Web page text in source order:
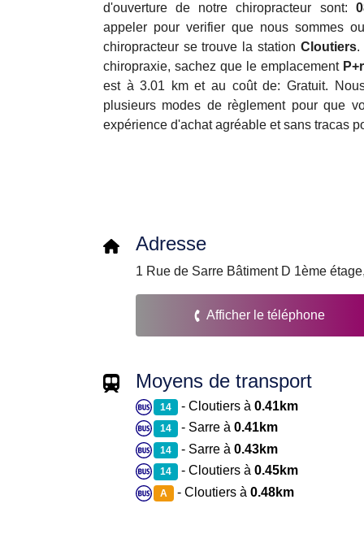
d'ouverture de notre chiropracteur sont:
appeler pour verifier que nous sommes
chiropracteur se trouve la station Cloutiers.
chiropraxie, sachez que le emplacement
est à 3.01 km et au coût de: Gratuit.
plusieurs modes de règlement pour que
expérience d'achat agréable et sans tracas
Adresse
1 Rue de Sarre Bâtiment D 1ème
Afficher le téléphone
Moyens de transport
14 - Cloutiers à 0.41km
14 - Sarre à 0.41km
14 - Sarre à 0.43km
14 - Cloutiers à 0.45km
A - Cloutiers à 0.48km